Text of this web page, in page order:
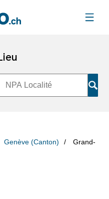
Genève (Canton)
Grand-